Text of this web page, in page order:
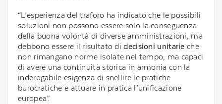
“L’esperienza del traforo ha indicato che le possibili
soluzioni non possono essere solo la conseguenza
della buona volontà di diverse amministrazioni, ma
debbono essere il risultato didecisioni unitarie che
non rimangano norme isolate nel tempo, ma capaci
di avere una continuità storica in armonia con la
inderogabile esigenza di snellire le pratiche
burocratiche e attuare in pratica l’unificazione
europea”.